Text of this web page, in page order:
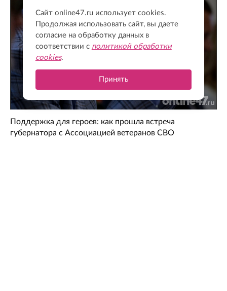
Поддержка для героев: как прошла встреча
губернатора с Ассоциацией ветеранов СВО
Сайт online47.ru использует cookies.
Продолжая использовать сайт, вы даете
согласие на обработку данных в
соответствии с политикой обработки
cookies.
Принять